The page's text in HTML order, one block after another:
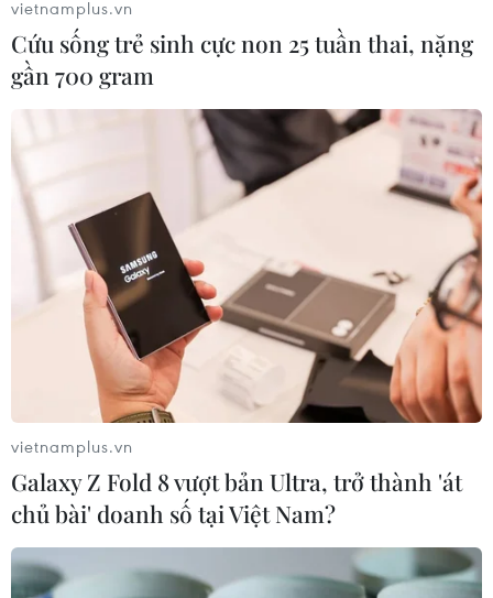
Số người đăng ký hiến tạng tăng nhanh
sau 'Ngọn lửa Hải An'
28/02/2018 07:04
Trong 2 ngày qua có khoảng 20 người đến đăng ký
hiến tạng trực tiếp đăng ký tại Trung tâm điều phối ghép
tạng Quốc gia.
vietnamplus.vn
Cứu sống trẻ sinh cực non 25 tuần thai, nặng
gần 700 gram
vietnamplus.vn
Galaxy Z Fold 8 vượt bản Ultra, trở thành 'át
chủ bài' doanh số tại Việt Nam?